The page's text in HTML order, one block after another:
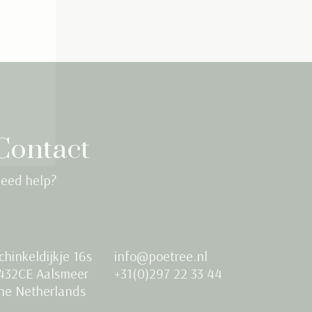
help?
16s
Aalsmeer
Netherlands
info@poetree.nl
+31(0)297 22 33 44